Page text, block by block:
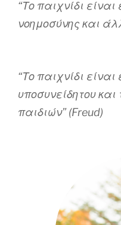
“Το παιχνίδι
νοημοσύνης και
“Το παιχνίδι
υποσυνείδητου
παιδιών”(Freud)